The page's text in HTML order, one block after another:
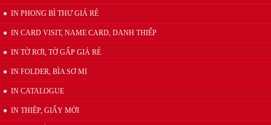
IN PHONG BÌ THƯ GIÁ RẺ
IN CARD VISIT, NAME CARD, DANH THIẾP
IN TỜ RƠI, TỜ GẤP GIÁ RẺ
IN FOLDER, BÌA SƠ MI
IN CATALOGUE
IN THIỆP, GIẤY MỜI
Kẹp quảng cáo thân nhựa PVC